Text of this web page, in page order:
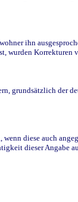
ihn
wurden Korrekturen
grundsätzlich der
diese auch
dieser Angabe